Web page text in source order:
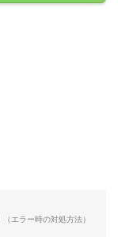
エラー時の対処方法）